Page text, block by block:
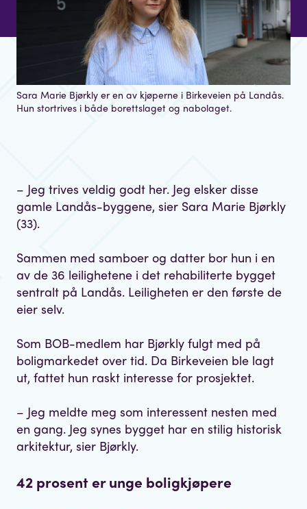
Sara Marie Bjørkly er en av kjøperne i Birkeveien på Landås.
Hun stortrives i både borettslaget og nabolaget.
– Jeg trives veldig godt her. Jeg elsker disse
gamle Landås-byggene, sier Sara Marie Bjørkly
(33).
Sammen med samboer og datter bor hun i en
av de 36 leilighetene i det rehabiliterte bygget
sentralt på Landås. Leiligheten er den første de
eier selv.
Som BOB-medlem har Bjørkly fulgt med på
boligmarkedet over tid. Da Birkeveien ble lagt
ut, fattet hun raskt interesse for prosjektet.
– Jeg meldte meg som interessent nesten med
en gang. Jeg synes bygget har en stilig historisk
arkitektur, sier Bjørkly.
42 prosent er unge boligkjøpere